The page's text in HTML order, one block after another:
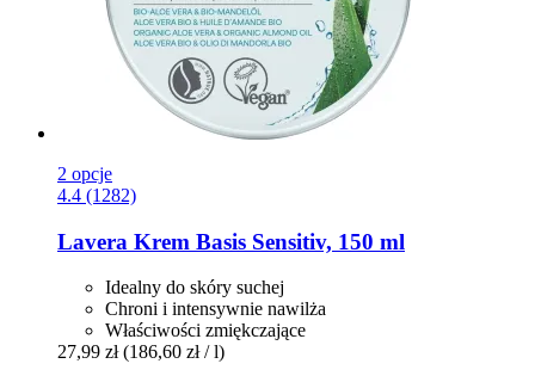
2 opcje
4.4 (1282)
Lavera Krem Basis Sensitiv, 150 ml
Idealny do skóry suchej
Chroni i intensywnie nawilża
Właściwości zmiękczające
27,99 zł (186,60 zł / l)